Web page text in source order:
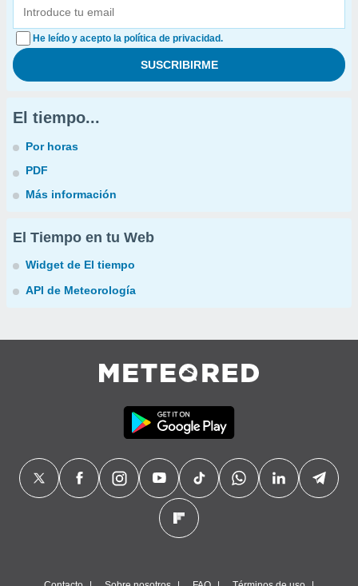
He leído y acepto la política de privacidad.
El tiempo...
Por horas
PDF
Más información
El Tiempo en tu Web
Widget de El tiempo
API de Meteorología